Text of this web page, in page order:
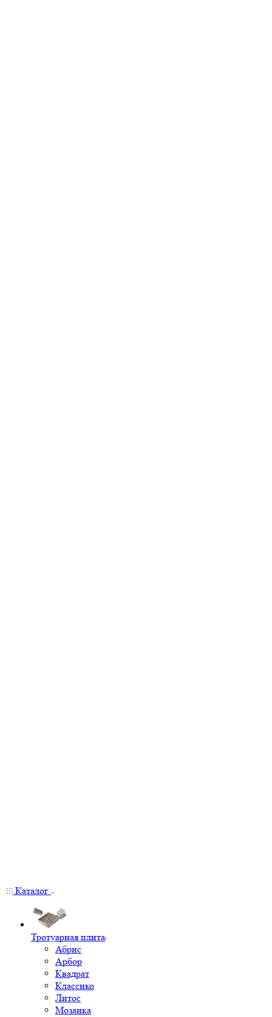
Каталог
Тротуарная плита
Абрис
Арбор
Квадрат
Классико
Литос
Мозаика